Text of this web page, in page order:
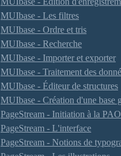
MUIbase - Les filtres
MUIbase - Ordre et tris
MUIbase - Recherche
MUIbase - Importer et exporter
MUIbase - Traitement des
MUIbase - Éditeur de structures
MUIbase - Création d'une base
PageStream - Initiation à la PAO
PageStream - L'interface
PageStream - Notions de